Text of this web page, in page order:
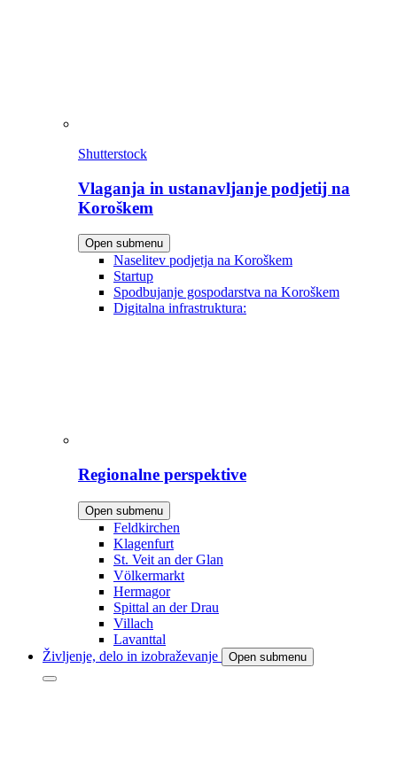
Shutterstock
Vlaganja in ustanavljanje podjetij na
Koroškem
Open submenu
Naselitev podjetja na Koroškem
Startup
Spodbujanje gospodarstva na Koroškem
Digitalna infrastruktura:
Regionalne perspektive
Open submenu
Feldkirchen
Klagenfurt
St. Veit an der Glan
Völkermarkt
Hermagor
Spittal an der Drau
Villach
Lavanttal
Življenje, delo in izobraževanje
Open submenu